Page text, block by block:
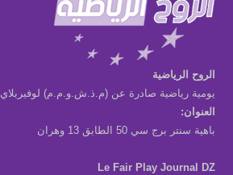
الروح الرياضية
يومية رياضية صادرة عن (م.ذ.ش.و.م.م) لوفيربلاي
العنوان:
باهية سنتر برج سي 50 الطابق 13 وهران
Le Fair Play Journal DZ